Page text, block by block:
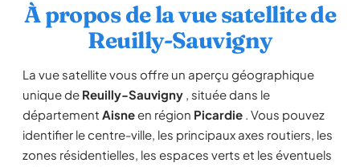
À propos de la vue satellite de
Reuilly-Sauvigny
La vue satellite vous offre un aperçu géographique
unique de Reuilly-Sauvigny , située dans le
département Aisneen région Picardie . Vous pouvez
identifier le centre-ville, les principaux axes routiers, les
zones résidentielles, les espaces verts et les éventuels